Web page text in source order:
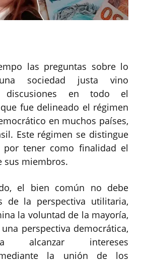
las preguntas sobre lo
sociedad justa vino
discusiones en todo el
fue delineado el régimen
en muchos países,
Este régimen se distingue
por tener como finalidad el
sus miembros.
el bien común no debe
de la perspectiva utilitaria,
la voluntad de la mayoría,
perspectiva democrática,
alcanzar intereses
la unión de los